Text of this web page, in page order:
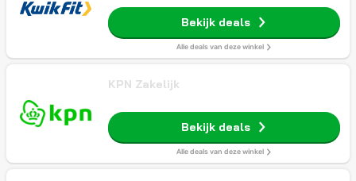
Bekijk deals
Alle deals van deze winkel
KPN Zakelijk
Bekijk deals
Alle deals van deze winkel